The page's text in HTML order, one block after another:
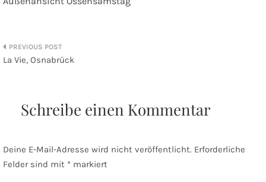
Beitragsnavigation
La Vie, Osnabrück
Schreibe einen Kommentar
Deine E-Mail-Adresse wird nicht veröffentlicht. Erforderliche
Felder sind mit * markiert